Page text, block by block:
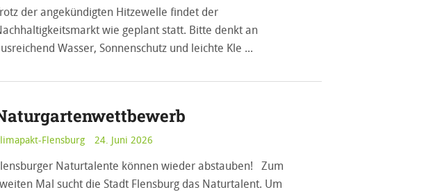
der angekündigten Hitzewelle findet der
wie geplant statt. Bitte denkt an
Wasser, Sonnenschutz und leichte Kle
Flensburg 24. Juni 2026
Naturtalente können wieder abstauben! Zum
Mal sucht die Stadt Flensburg das Naturtalent. Um